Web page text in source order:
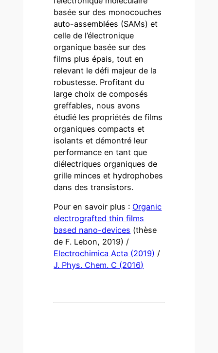
basée sur des monocouches
auto-assemblées (SAMs) et
celle de l’électronique
organique basée sur des
films plus épais, tout en
relevant le défi majeur de la
robustesse. Profitant du
large choix de composés
greffables, nous avons
étudié les propriétés de films
organiques compacts et
isolants et démontré leur
performance en tant que
diélectriques organiques de
grille minces et hydrophobes
dans des transistors.
Pour en savoir plus : Organic
electrografted thin films
based nano-devices (thèse
de F. Lebon, 2019) /
Electrochimica Acta (2019) /
J. Phys. Chem. C (2016)